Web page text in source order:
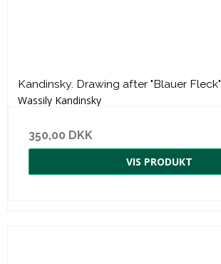
Kandinsky. Drawing after "Blauer Fleck"
Wassily Kandinsky
350,00 DKK
VIS PRODUKT